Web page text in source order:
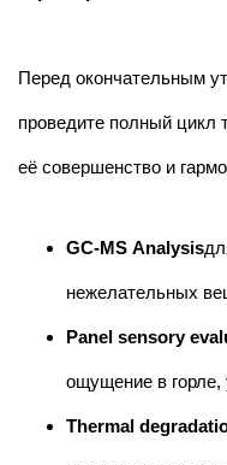
Перед окончательным
проведите полный цикл
её совершенство и
GC-MS Analysis
нежелательных
Panel sensory
ощущение в горле,
Thermal